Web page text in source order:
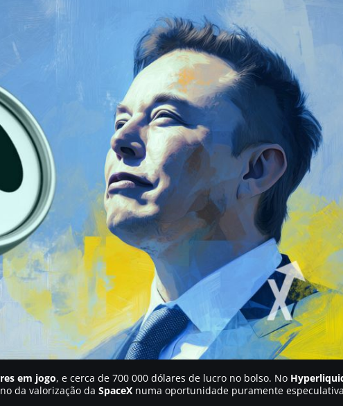
em jogo, e cerca de 700 000 dólares de lucro no bolso. No
da valorização da SpaceX numa oportunidade puramente